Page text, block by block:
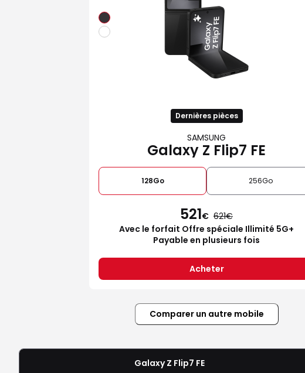
Dernières pièces
SAMSUNG
Galaxy Z Flip7 FE
128Go 256Go
521€ 621
Avec le forfait Offre spéciale Illimité 5G+
Payable en plusieurs fois
Acheter
Comparer un autre mobile
Galaxy Z Flip7 FE